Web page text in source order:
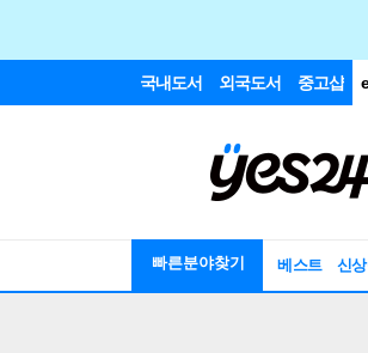
국내도서 외국도서 중고샵
빠른분야찾기 베스트 신